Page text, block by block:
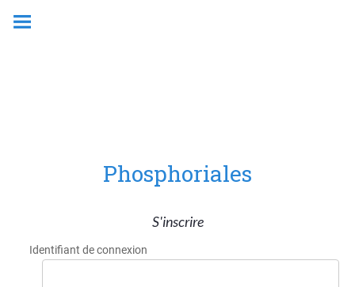
Phosphoriales
S'inscrire
Identifiant de connexion